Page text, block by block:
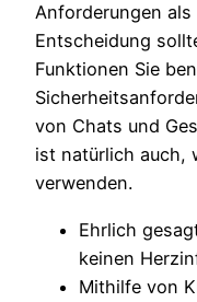
Anforderungen
Entscheidung
Funktionen Sie
von Chats und
ist natürlich auch,
verwenden.
Ehrlich
keinen
Mithilfe von